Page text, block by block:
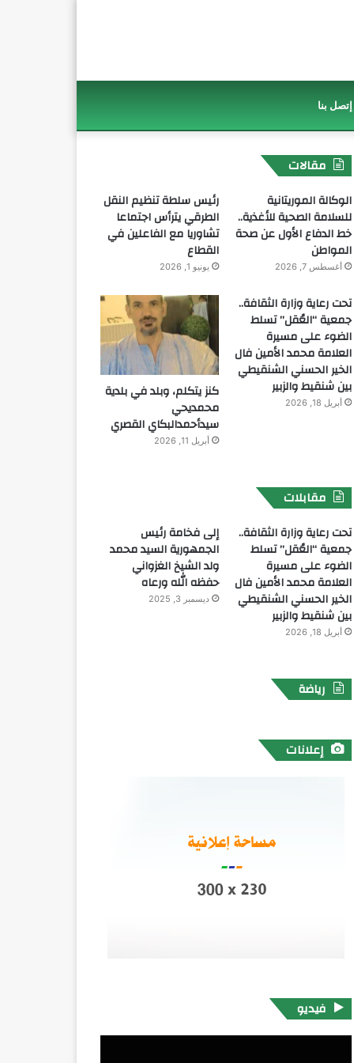
إتصل بنا
مقالات
الوكالة الموريتانية
للسلامة الصحية للأغذية..
خط الدفاع الأول عن صحة
المواطن
أغسطس 7, 2026
رئيس سلطة تنظيم النقل
الطرقي يترأس اجتماعا
تشاوريا مع الفاعلين في
القطاع
يونيو 1, 2026
تحت رعاية وزارة الثقافة..
جمعية “العُقل” تسلط
الضوء على مسيرة
العلامة محمد الأمين فال
الخير الحسني الشنقيطي
بين شنقيط والزبير
أبريل 18, 2026
كنز يتكلم، وبلد في بلدية
محمديحي
سيدأحمدالبكاي القصري
أبريل 11, 2026
مقابلات
تحت رعاية وزارة الثقافة..
جمعية “العُقل” تسلط
الضوء على مسيرة
العلامة محمد الأمين فال
الخير الحسني الشنقيطي
بين شنقيط والزبير
أبريل 18, 2026
إلى فخامة رئيس
الجمهورية السيد محمد
ولد الشيخ الغزواني
حفظه الله ورعاه
ديسمبر 3, 2025
رياضة
إعلانات
فيديو